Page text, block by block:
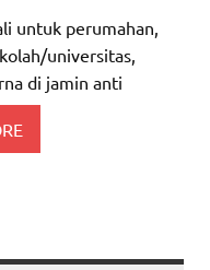
untuk perumahan,
universitas,
di jamin anti